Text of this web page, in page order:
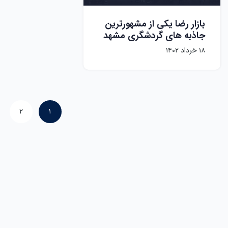
بازار رضا یکی از مشهورترین
جاذبه های گردشگری مشهد
۱۸ خرداد ۱۴۰۲
۱ ۲